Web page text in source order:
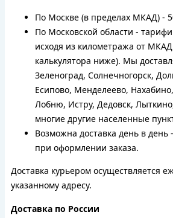
По Москве (в пределах МКАД) -
По Московской области -
исходя из километража от
калькулятора ниже). Мы
Зеленоград, Солнечногорск,
Есипово, Менделеево,
Лобню, Истру, Дедовск,
многие другие населенные
Возможна доставка день в день
при оформлении заказа.
Доставка курьером осуществляется
указанному адресу.
Доставка по России